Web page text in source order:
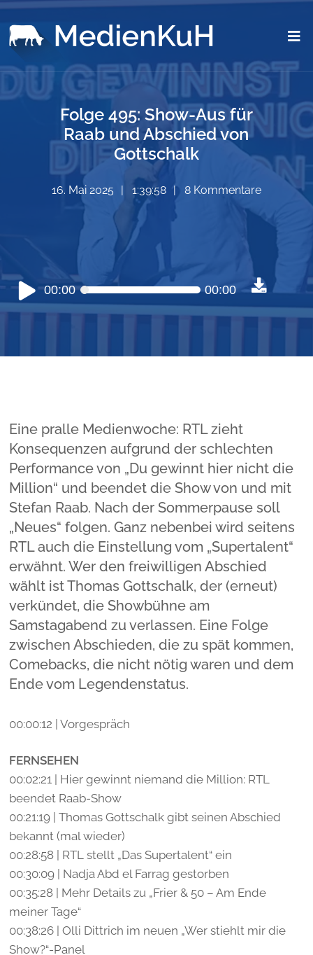
Folge 495: Show-Aus für
Raab und Abschied von
Gottschalk
16. Mai 2025 1:39:58 8 Kommentare
Audio-
Player
00:00 00:00
Eine pralle Medienwoche: RTL zieht
Konsequenzen aufgrund der schlechten
Performance von „Du gewinnt hier nicht die
Million“ und beendet die Show von und mit
Stefan Raab. Nach der Sommerpause soll
„Neues“ folgen. Ganz nebenbei wird seitens
RTL auch die Einstellung vom „Supertalent“
erwähnt. Wer den freiwilligen Abschied
wählt ist Thomas Gottschalk, der (erneut)
verkündet, die Showbühne am
Samstagabend zu verlassen. Eine Folge
zwischen Abschieden, die zu spät kommen,
Comebacks, die nicht nötig waren und dem
Ende vom Legendenstatus.
00:00:12 | Vorgespräch
FERNSEHEN
00:02:21 | Hier gewinnt niemand die Million: RTL
beendet Raab-Show
00:21:19 | Thomas Gottschalk gibt seinen Abschied
bekannt (mal wieder)
00:28:58 | RTL stellt „Das Supertalent“ ein
00:30:09 | Nadja Abd el Farrag gestorben
00:35:28 | Mehr Details zu „Frier & 50 – Am Ende
meiner Tage“
00:38:26 | Olli Dittrich im neuen „Wer stiehlt mir die
Show?“-Panel